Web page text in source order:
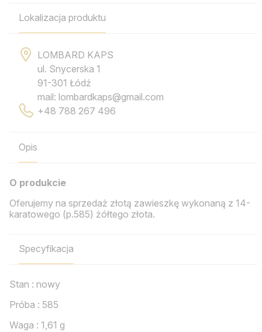
Lokalizacja produktu
LOMBARD KAPS
ul. Snycerska 1
91-301 Łódź
mail: lombardkaps@gmail.com
+48 788 267 496
Opis
O produkcie
Oferujemy na sprzedaż złotą zawieszkę wykonaną z 14-
karatowego (p.585) żółtego złota.
Specyfikacja
Stan : nowy
Próba : 585
Waga : 1,61 g